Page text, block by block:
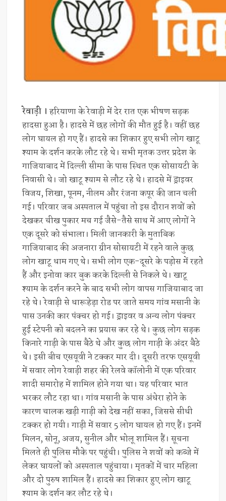
रेवाड़ी ।हरियाणा के रेवाड़ी में देर रात एक भीषण सड़क
हादसा हुआ है। हादसे में छह लोगों की मौत हुई है। वहीं छह
लोग घायल हो गए हैं। हादसे का शिकार हुए सभी लोग खाटू
श्याम के दर्शन करके लौट रहे थे। सभी मृतक उत्तर प्रदेश के
गाजियाबाद में दिल्ली सीमा के पास स्थित एक सोसायटी के
निवासी थे। जो खाटू श्याम से लौट रहे थे। हादसे में ड्राइवर
विजय, शिखा, पूनम, नीलम और रंजना कपूर की जान चली
गई। परिवार जब अस्पताल में पहुंचा तो इस दौरान शवों को
देखकर चीख पुकार मच गई जैसे-तैसे साथ में आए लोगों ने
एक दूसरे को संभाला। मिली जानकारी के मुताबिक
गाजियाबाद की अजनारा ग्रीन सोसायटी में रहने वाले कुछ
लोग खाटू धाम गए थे। सभी लोग एक-दूसरे के पड़ोस में रहते
हैं और इनोवा कार बुक करके दिल्ली से निकले थे। खाटू
श्याम के दर्शन करने के बाद सभी लोग वापस गाजियाबाद जा
रहे थे। रेवाड़ी से धारूहेड़ा रोड पर जाते समय गांव मसानी के
पास उनकी कार पंक्चर हो गई। ड्राइवर व अन्य लोग पंक्चर
हुई स्टेपनी को बदलने का प्रयास कर रहे थे। कुछ लोग सड़क
किनारे गाड़ी के पास बैठे थे और कुछ लोग गाड़ी के अंदर बैठे
थे। इसी बीच एसयूवी ने टक्कर मार दी। दूसरी तरफ एसयूवी
में सवार लोग रेवाड़ी शहर की रेलवे कॉलोनी में एक परिवार
शादी समारोह में शामिल होने गया था। यह परिवार भात
भरकर लौट रहा था। गांव मसानी के पास अंधेरा होने के
कारण चालक खड़ी गाड़ी को देख नहीं सका, जिससे सीधी
टक्कर हो गयी। गाड़ी में सवार 5 लोग घायल हो गए हैं। इनमें
मिलन, सोनू, अजय, सुनील और भोलू शामिल हैं। सूचना
मिलते ही पुलिस मौके पर पहुंची। पुलिस ने शवों को कब्जे में
लेकर घायलों को अस्पताल पहुंचाया। मृतकों में चार महिला
और दो पुरुष शामिल हैं। हादसे का शिकार हुए लोग खाटू
श्याम के दर्शन कर लौट रहे थे।